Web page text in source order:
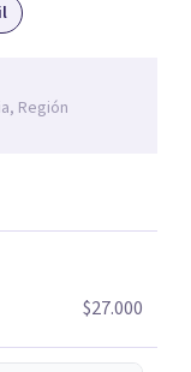
Región
$27.000